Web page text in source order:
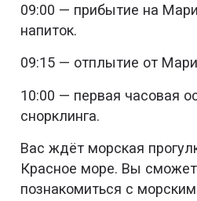
09:00 — прибытие на
напиток.
09:15 — отплытие от
10:00 — первая часовая
снорклинга.
Вас ждёт морская
Красное море. Вы
познакомиться с